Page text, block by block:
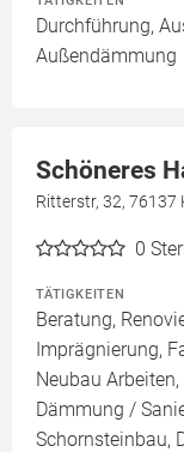
Durchführung,
Außendämmung
Schöneres
Ritterstr, 32, 76137
0
TÄTIGKEITEN
Beratung,
Imprägnierung,
Neubau
Dämmung /
Schornsteinbau,